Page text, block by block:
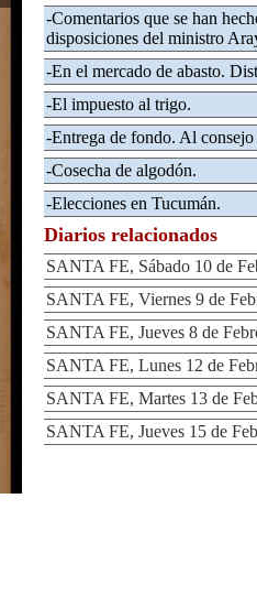
-Comentarios que se han
disposiciones del ministro
-En el mercado de abasto.
-El impuesto al trigo.
-Entrega de fondo. Al consejo
-Cosecha de algodón.
-Elecciones en Tucumán.
Diarios relacionados
SANTA FE, Sábado 10 de
SANTA FE, Viernes 9 de
SANTA FE, Jueves 8 de
SANTA FE, Lunes 12 de
SANTA FE, Martes 13 de
SANTA FE, Jueves 15 de